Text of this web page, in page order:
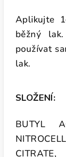
Aplikujte
běžný
používat
lak.
SLOŽENÍ:
BUTYL